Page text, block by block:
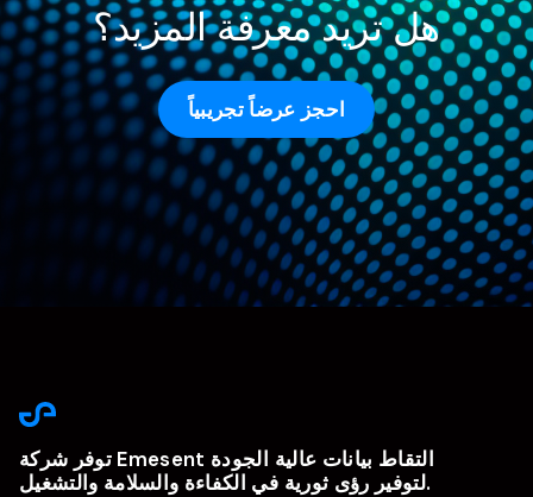
هل تريد معرفة المزيد؟
احجز عرضاً تجريبياً
توفر شركة Emesent التقاط بيانات عالية الجودة
لتوفير رؤى ثورية في الكفاءة والسلامة والتشغيل.